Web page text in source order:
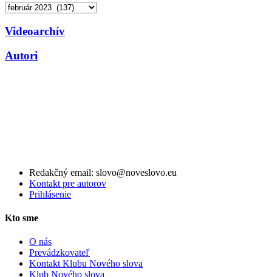
Archív
Videoarchív
Autori
Redakčný email: slovo@noveslovo.eu
Kontakt pre autorov
Prihlásenie
Kto sme
O nás
Prevádzkovateľ
Kontakt Klubu Nového slova
Klub Nového slova